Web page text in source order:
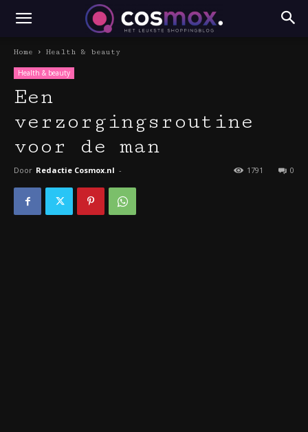
Home Health & beauty
Health & beauty
Een
verzorgingsroutine
voor de man
Door Redactie Cosmox.nl - 0
1791